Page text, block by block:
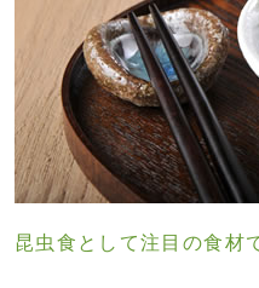
昆虫食として注目の食材